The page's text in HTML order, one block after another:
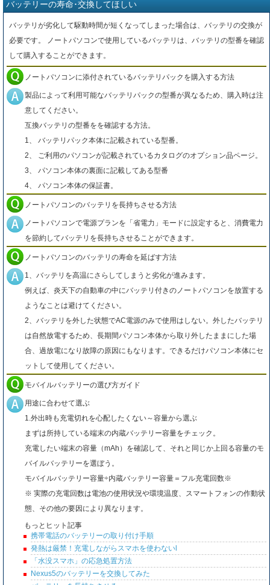
バッテリーの寿命･交換してほしい
バッテリが劣化して駆動時間が短くなってしまった場合は、バッテリの交換が
必要です。 ノートパソコンで使用しているバッテリは、バッテリの型番を確認
して購入することができます。
ノートパソコンに添付されているバッテリパックを購入する方法
製品によって利用可能なバッテリパックの型番が異なるため、購入時は注
意してください。
互換バッテリの型番をを確認する方法。
1、 バッテリパック本体に記載されている型番。
2、 ご利用のパソコンが記載されているカタログのオプション品ページ。
3、 パソコン本体の裏面に記載してある型番
4、 パソコン本体の保証書。
ノートパソコンのバッテリを長持ちさせる方法
ノートパソコンで電源プランを「省電力」モードに設定すると、消費電力
を節約してバッテリを長持ちさせることができます。
ノートパソコンのバッテリの寿命を延ばす方法
1、バッテリを高温にさらしてしまうと劣化が進みます。
例えば、炎天下の自動車の中にバッテリ付きのノートパソコンを放置する
ようなことは避けてください。
2、バッテリを外した状態でAC電源のみで使用はしない。外したバッテリ
は自然放電するため、長期間パソコン本体から取り外したままにした場
合、過放電になり故障の原因にもなります。できるだけパソコン本体にセ
ットして使用してください。
モバイルバッテリーの選び方ガイド
用途に合わせて選ぶ
1.外出時も充電切れを心配したくない～容量から選ぶ
まずは所持している端末の内蔵バッテリー容量をチェック。
充電したい端末の容量（mAh）を確認して、それと同じか上回る容量のモ
バイルバッテリーを選ぼう。
モバイルバッテリー容量÷内蔵バッテリー容量＝フル充電回数※
※ 実際の充電回数は電池の使用状況や環境温度、スマートフォンの作動状
態、その他の要因により異なります。
もっとヒット記事
携帯電話のバッテリーの取り付け手順
発熱は厳禁！充電しながらスマホを使わないl
「水没スマホ」の応急処置方法
Nexus5のバッテリーを交換してみた